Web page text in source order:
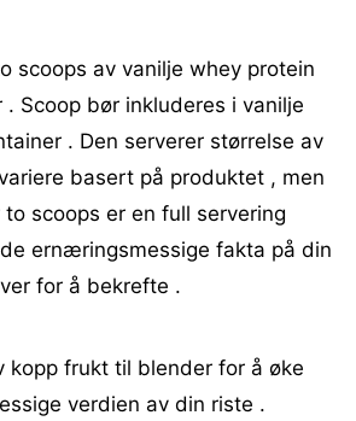
scoops av vanilje whey protein
Scoop bør inkluderes i vanilje
. Den serverer størrelse av
basert på produktet , men
scoops er en full servering
ernæringsmessige fakta på din
for å bekrefte .
kopp frukt til blender for å øke
verdien av din riste .